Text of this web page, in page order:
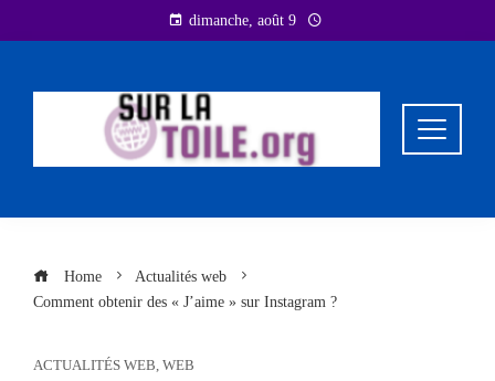
to
dimanche, août 9
Home
Actualités web
Comment obtenir des « J’aime » sur Instagram ?
ACTUALITÉS WEB, WEB